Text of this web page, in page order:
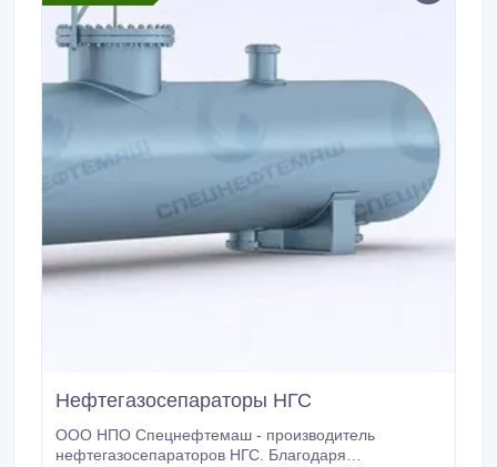
Нефтегазосепараторы НГС
ООО НПО Спецнефтемаш - производитель
нефтегазосепараторов НГС. Благодаря